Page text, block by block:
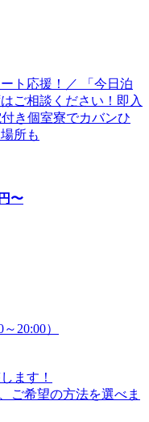
ト応援！／ 「今日泊
ご相談ください！即入
き個室寮でカバンひ
所も
円〜
20:00）
ます！
ご希望の方法を選べま